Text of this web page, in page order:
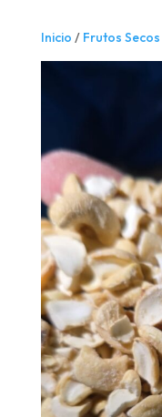
Inicio / Frutos Secos